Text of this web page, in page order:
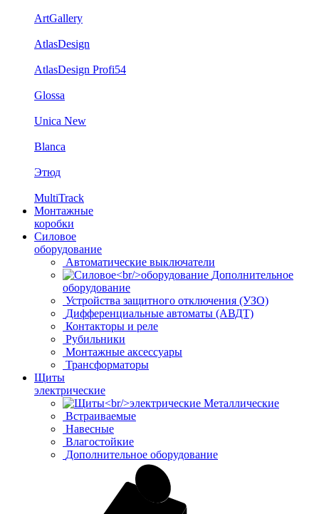
ArtGallery
AtlasDesign
AtlasDesign Profi54
Glossa
Unica New
Blanca
Этюд
MultiTrack
Монтажные
коробки
Силовое
оборудование
Автоматические выключатели
Дополнительное
оборудование
Устройства защитного отключения (УЗО)
Дифференциальные автоматы (АВДТ)
Контакторы и реле
Рубильники
Монтажные аксессуары
Трансформаторы
Щиты
электрические
Металлические
Встраиваемые
Навесные
Влагостойкие
Дополнительное оборудование